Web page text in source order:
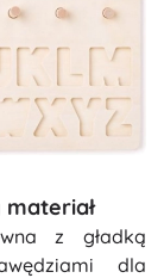
z gładką
dla